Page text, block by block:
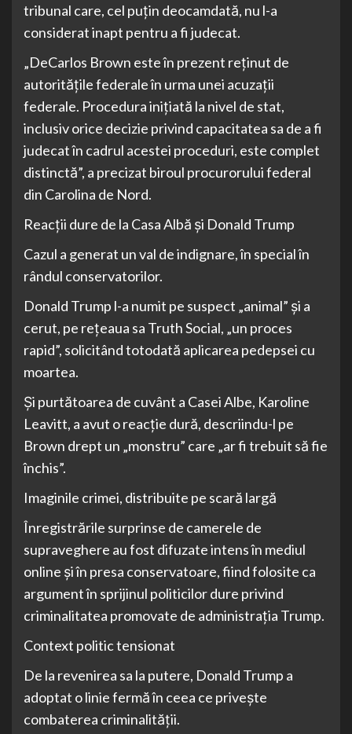
tribunal care, cel puţin deocamdată, nu l-a
considerat inapt pentru a fi judecat.
„DeCarlos Brown este în prezent reţinut de
autorităţile federale în urma unei acuzaţii
federale. Procedura iniţiată la nivel de stat,
inclusiv orice decizie privind capacitatea sa de a fi
judecat în cadrul acestei proceduri, este complet
distinctă”, a precizat biroul procurorului federal
din Carolina de Nord.
Reacții dure de la Casa Albă și Donald Trump
Cazul a generat un val de indignare, în special în
rândul conservatorilor.
Donald Trump l-a numit pe suspect „animal” și a
cerut, pe rețeaua sa Truth Social, „un proces
rapid”, solicitând totodată aplicarea pedepsei cu
moartea.
Și purtătoarea de cuvânt a Casei Albe, Karoline
Leavitt, a avut o reacție dură, descriindu-l pe
Brown drept un „monstru” care „ar fi trebuit să fie
închis”.
Imaginile crimei, distribuite pe scară largă
Înregistrările surprinse de camerele de
supraveghere au fost difuzate intens în mediul
online și în presa conservatoare, fiind folosite ca
argument în sprijinul politicilor dure privind
criminalitatea promovate de administrația Trump.
Context politic tensionat
De la revenirea sa la putere, Donald Trump a
adoptat o linie fermă în ceea ce privește
combaterea criminalității.